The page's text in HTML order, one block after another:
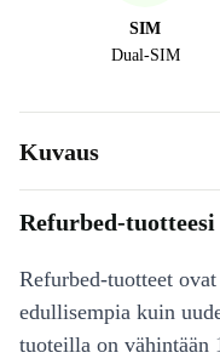
SIM
Dual-SIM
Kuvaus
Refurbed-tuotteesi
Refurbed-tuotteet
edullisempia kuin
tuoteilla on vähintään